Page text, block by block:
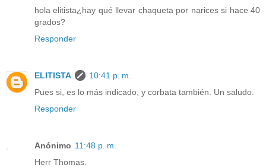
hola elitista¿hay qué llevar chaqueta por narices si hace 40
grados?
Responder
ELITISTA
10:41 p. m.
Pues si, es lo más indicado, y corbata también. Un saludo.
Responder
Anónimo 11:48 p. m.
Herr Thomas.